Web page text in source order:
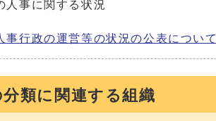
人事に関する状況
事行政の運営等の状況の公表について
分類に関連する組織